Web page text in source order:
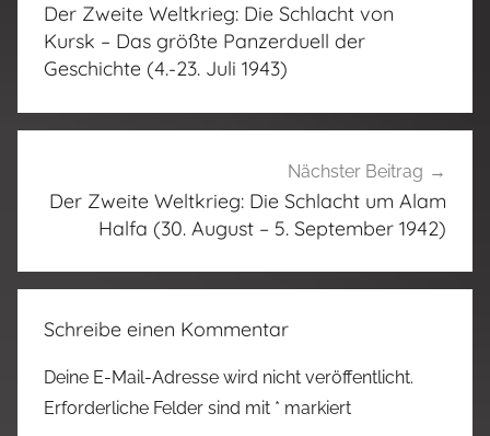
Der Zweite Weltkrieg: Die Schlacht von
Kursk – Das größte Panzerduell der
Geschichte (4.-23. Juli 1943)
Nächster Beitrag
Der Zweite Weltkrieg: Die Schlacht um Alam
Halfa (30. August – 5. September 1942)
Schreibe einen Kommentar
Deine E-Mail-Adresse wird nicht veröffentlicht.
Erforderliche Felder sind mit * markiert